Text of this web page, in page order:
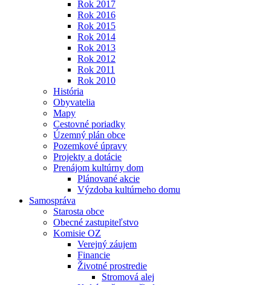
Rok 2017
Rok 2016
Rok 2015
Rok 2014
Rok 2013
Rok 2012
Rok 2011
Rok 2010
História
Obyvatelia
Mapy
Cestovné poriadky
Územný plán obce
Pozemkové úpravy
Projekty a dotácie
Prenájom kultúrny dom
Plánované akcie
Výzdoba kultúrneho domu
Samospráva
Starosta obce
Obecné zastupiteľstvo
Komisie OZ
Verejný záujem
Financie
Životné prostredie
Stromová alej